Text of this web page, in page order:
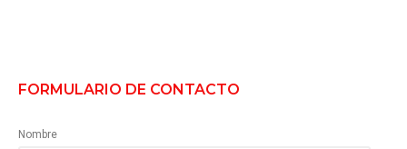
FORMULARIO DE CONTACTO
Nombre